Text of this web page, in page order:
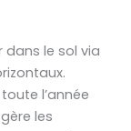
dans le sol via
l’année
les